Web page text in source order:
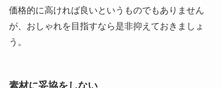
価格的に高ければ良いというものでもありません
が、おしゃれを目指すなら是非抑えておきましょ
う。
素材に妥協をしない